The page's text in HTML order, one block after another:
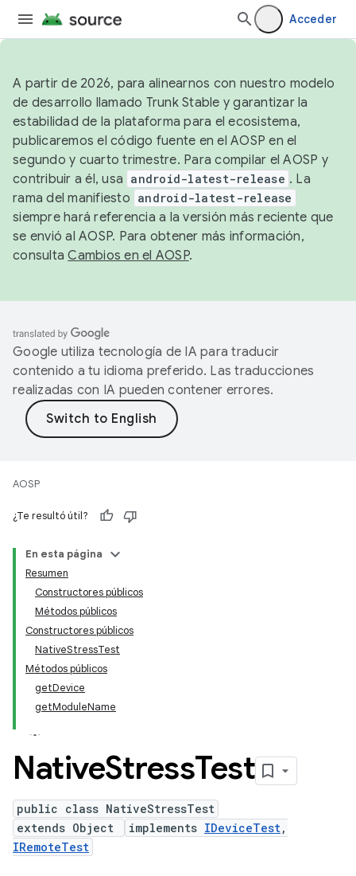
Acceder
A partir de 2026, para alinearnos con nuestro modelo
de desarrollo llamado Trunk Stable y garantizar la
estabilidad de la plataforma para el ecosistema,
publicaremos el código fuente en el AOSP en el
segundo y cuarto trimestre. Para compilar el AOSP y
contribuir a él, usa android-latest-release . La
rama del manifiesto android-latest-release
siempre hará referencia a la versión más reciente que
se envió al AOSP. Para obtener más información,
consultaCambios en el AOSP.
Google utiliza tecnología de IA para traducir
contenido a tu idioma preferido. Las traducciones
realizadas con IA pueden contener errores.
AOSP
¿Te resultó útil?
En esta página
Resumen
Constructores públicos
Métodos públicos
Constructores públicos
NativeStressTest
Métodos públicos
getDevice
getModuleName
NativeStressTest
public class NativeStressTest
extends Object
implements IDeviceTest,
IRemoteTest